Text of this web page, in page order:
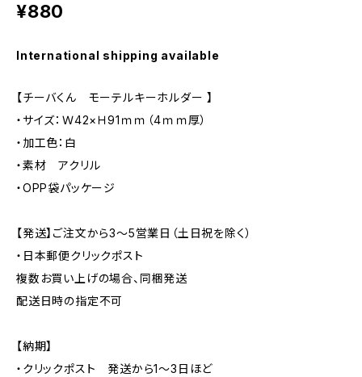
¥880
International shipping available
【チーバくん モーテルキーホルダー 】
・サイズ：Ｗ42×Ｈ91ｍｍ（4ｍｍ厚）
・加工色：白
・素材 アクリル
・OPP袋パッケージ
【発送】ご注文から3〜5営業日（土日祝を除く）
・日本郵便クリックポスト
複数お買い上げの場合、同梱発送
配送日時の指定不可
【納期】
・クリックポスト 発送から1〜3日ほど